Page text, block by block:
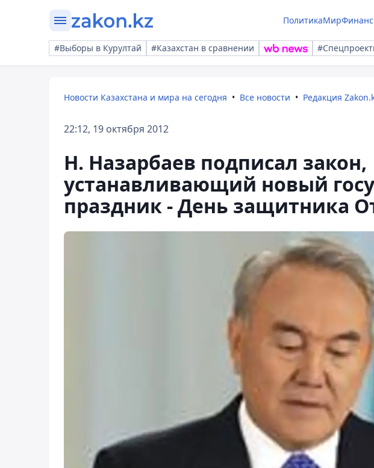
ПолитикаМир
#Выборы в Курултай #Казахстан в сравнении
Новости Казахстана и мира на сегодня Все новости Редакция
22:12, 19 октября 2012
Н. Назарбаев подписал закон,
устанавливающий новый
праздник - День защитника